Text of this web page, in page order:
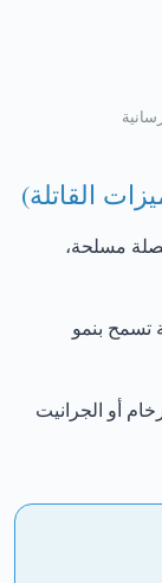
القاتلة)
مسلحة،
بنمو
أو الجرانيت